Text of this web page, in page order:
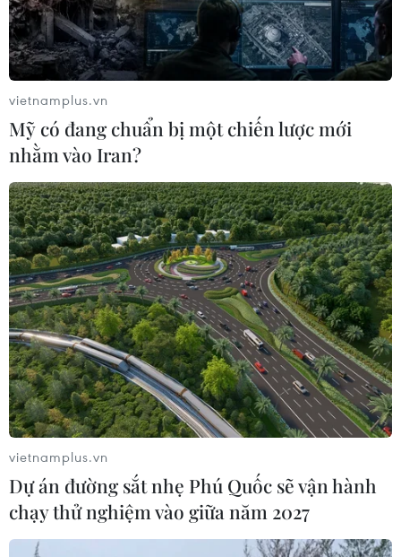
Mỹ ghi nhận ca tử vong đầu tiên
trong mùa dịch cyclosporiasis
04/08/2026 07:11
Phát hiện mới về quá trình lão hóa
của con người
02/08/2026 13:31
Sâm Ngọc Linh: Báu vật trong tay,
bao giờ "hóa rồng"?
02/08/2026 11:38
Yếu tố di truyền có thể quyết định
quá trình phát triển ung thư
02/08/2026 09:43
vietnamplus.vn
Mỹ có đang chuẩn bị một chiến lược mới
nhằm vào Iran?
vietnamplus.vn
Dự án đường sắt nhẹ Phú Quốc sẽ vận hành
chạy thử nghiệm vào giữa năm 2027